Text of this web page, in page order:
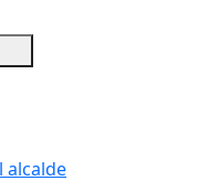
alcalde